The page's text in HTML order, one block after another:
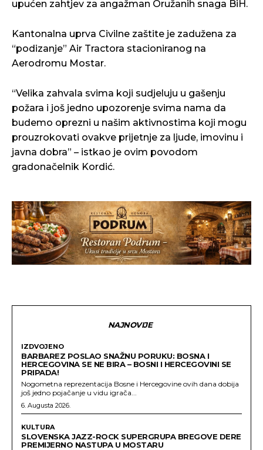
upućen zahtjev za angažman Oružanih snaga BiH.
Kantonalna uprva Civilne zaštite je zadužena za
“podizanje” Air Tractora stacioniranog na
Aerodromu Mostar.
“Velika zahvala svima koji sudjeluju u gašenju
požara i još jedno upozorenje svima nama da
budemo oprezni u našim aktivnostima koji mogu
prouzrokovati ovakve prijetnje za ljude, imovinu i
javna dobra” – istkao je ovim povodom
gradonačelnik Kordić.
NAJNOVIJE
IZDVOJENO
BARBAREZ POSLAO SNAŽNU PORUKU: BOSNA I
HERCEGOVINA SE NE BIRA – BOSNI I HERCEGOVINI SE
PRIPADA!
Nogometna reprezentacija Bosne i Hercegovine ovih dana dobija
još jedno pojačanje u vidu igrača...
6. Augusta 2026.
KULTURA
SLOVENSKA JAZZ-ROCK SUPERGRUPA BREGOVE DERE
PREMIJERNO NASTUPA U MOSTARU